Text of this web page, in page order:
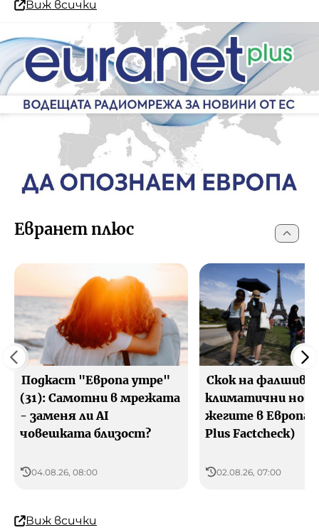
Виж всички
Евранет плюс
Подкаст "Европа утре"
(31): Самотни в мрежата
- заменя ли AI
човешката близост?
04.08.26, 08:00
Скок на
климатични
жегите в Европа
Plus Factcheck)
02.08.26, 07:00
Виж всички